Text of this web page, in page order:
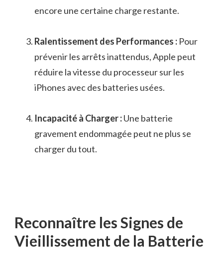
encore une certaine charge restante.
Ralentissement des Performances : Pour
prévenir les arrêts inattendus, Apple peut
réduire la vitesse du processeur sur les
iPhones avec des batteries usées.
Incapacité à Charger :Une batterie
gravement endommagée peut ne plus se
charger du tout.
Reconnaître les Signes de
Vieillissement de la Batterie